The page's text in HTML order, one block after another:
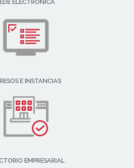
ELECTRÓNICA
E INSTANCIAS
EMPRESARIAL